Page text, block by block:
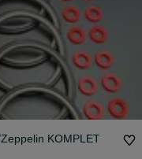
KOMPLET